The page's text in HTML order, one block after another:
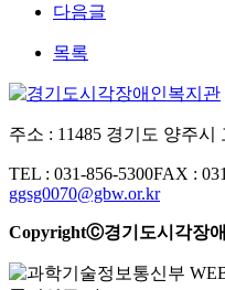
다음글
목록
주소 : 11485 경기도 양주시
TEL : 031-856-5300FAX :
ggsg0070@gbw.or.kr
CopyrightⒸ경기도시각장